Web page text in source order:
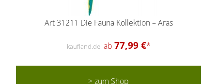
Art 31211 Die Fauna Kollektion – Aras
kaufland.de: ab 77,99 €*
> zum Shop